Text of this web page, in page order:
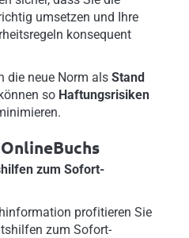
umsetzen und Ihre
konsequent
die neue Norm als Stand
so Haftungsrisiken
zum Sofort-
profitieren Sie
zum Sofort-